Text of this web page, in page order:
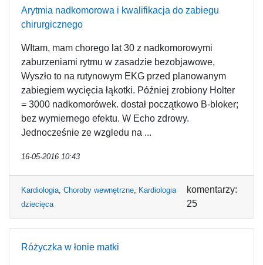
Arytmia nadkomorowa i kwalifikacja do zabiegu
chirurgicznego
WItam, mam chorego lat 30 z nadkomorowymi
zaburzeniami rytmu w zasadzie bezobjawowe,
Wyszło to na rutynowym EKG przed planowanym
zabiegiem wycięcia łąkotki. Później zrobiony Holter
= 3000 nadkomorówek. dostał początkowo B-bloker;
bez wymiernego efektu. W Echo zdrowy.
Jednocześnie ze wzgledu na ...
16-05-2016 10:43
Kardiologia, Choroby wewnętrzne, Kardiologia
dziecięca
komentarzy:
25
Różyczka w łonie matki